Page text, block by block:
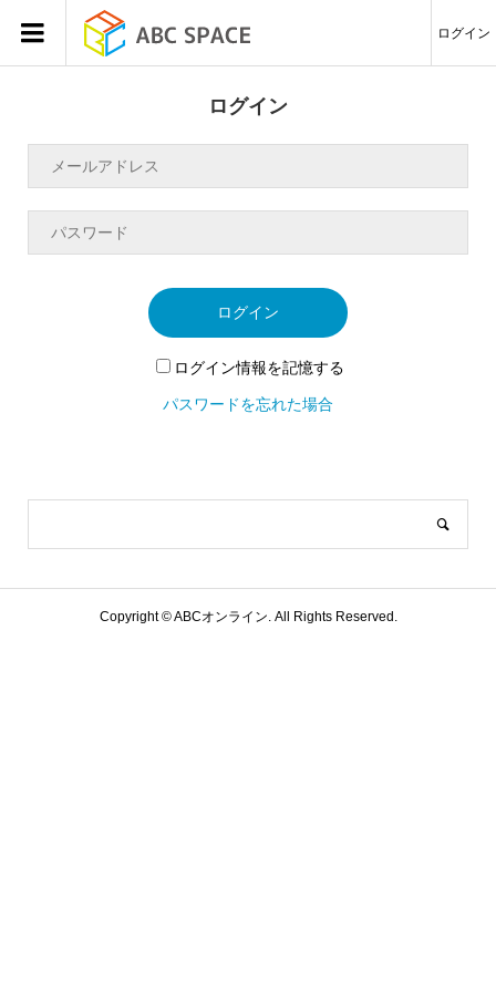
ログイン
ログイン
ログイン
ログイン情報を記憶する
パスワードを忘れた場合
Copyright ©ABCオンライン. All Rights Reserved.